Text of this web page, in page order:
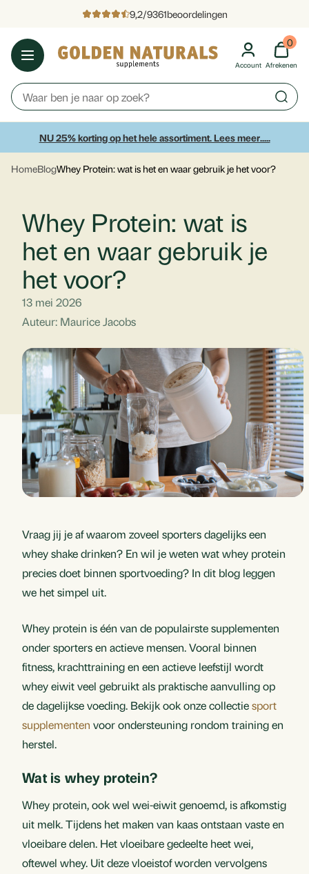
9,2/9361beoordelingen
Account
0
Afrekenen
NU 25% korting op het hele assortiment. Lees meer.....
HomeBlogWhey Protein: wat is het en waar gebruik je het voor?
Whey Protein: wat is
het en waar gebruik je
het voor?
13 mei 2026
Auteur: Maurice Jacobs
Vraag jij je af waarom zoveel sporters dagelijks een
whey shake drinken? En wil je weten wat whey protein
precies doet binnen sportvoeding? In dit blog leggen
we het simpel uit.
Whey protein is één van de populairste supplementen
onder sporters en actieve mensen. Vooral binnen
fitness, krachttraining en een actieve leefstijl wordt
whey eiwit veel gebruikt als praktische aanvulling op
de dagelijkse voeding. Bekijk ook onze collectiesport
supplementen voor ondersteuning rondom training en
herstel.
Wat is whey protein?
Whey protein, ook wel wei-eiwit genoemd, is afkomstig
uit melk. Tijdens het maken van kaas ontstaan vaste en
vloeibare delen. Het vloeibare gedeelte heet wei,
oftewel whey. Uit deze vloeistof worden vervolgens